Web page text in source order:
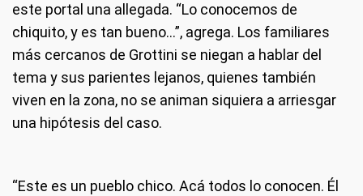
este portal una allegada. “Lo conocemos de
chiquito, y es tan bueno…”, agrega. Los familiares
más cercanos de Grottini se niegan a hablar del
tema y sus parientes lejanos, quienes también
viven en la zona, no se animan siquiera a arriesgar
una hipótesis del caso.
“Este es un pueblo chico. Acá todos lo conocen. Él